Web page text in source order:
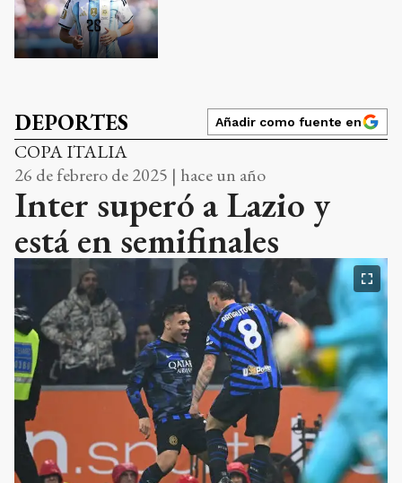
DEPORTES Añadir como fuente en
COPA ITALIA
26 de febrero de 2025 | hace un año
Inter superó a Lazio y
está en semifinales